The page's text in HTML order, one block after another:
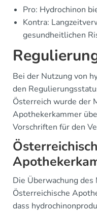
Pro: Hydrochinon
Kontra:
gesundheitlichen
Bei der Nutzung von
den
Österreich wurde der
Apothekerkammer
Vorschriften für den
Die Überwachung
Österreichische
dass